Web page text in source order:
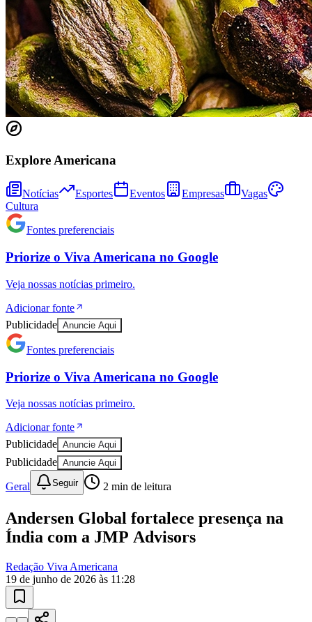
Explore Americana
Notícias Esportes Eventos Empresas
Vagas
Cultura
Fontes preferenciais
Priorize o Viva Americana no Google
Veja nossas notícias primeiro.
Adicionar fonte
Publicidade Anuncie Aqui
Fontes preferenciais
Priorize o Viva Americana no Google
Veja nossas notícias primeiro.
Adicionar fonte
Publicidade Anuncie Aqui
Publicidade Anuncie Aqui
Geral Seguir 2 min de leitura
Andersen Global fortalece presença na
Índia com a JMP Advisors
Redação Viva Americana
19 de junho de 2026 às 11:28